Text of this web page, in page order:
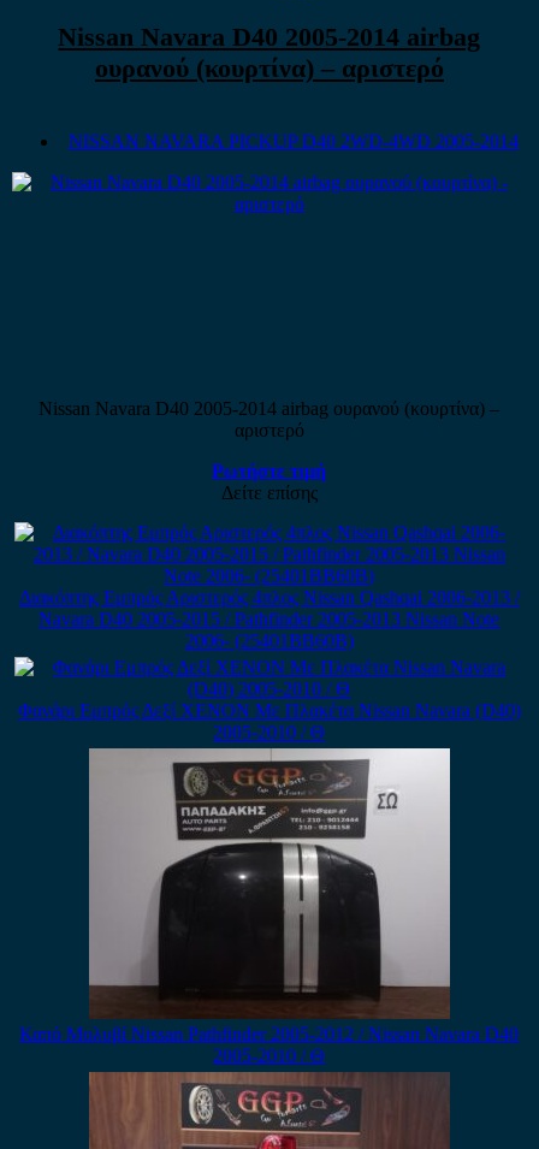
Nissan Navara D40 2005-2014 airbag
ουρανού (κουρτίνα) – αριστερό
NISSAN NAVARA PICKUP D40 2WD-4WD 2005-2014
Nissan Navara D40 2005-2014 airbag ουρανού (κουρτίνα) –
αριστερό
Ρωτήστε τιμή
Δείτε επίσης
Διακόπτης Εμπρός Αριστερός 4πλος Nissan Qashqai 2006-2013 /
Navara D40 2005-2015 / Pathfinder 2005-2013 Nissan Note
2006- (25401BB60B)
Φανάρι Εμπρός Δεξί XENON Με Πλακέτα Nissan Navara (D40)
2005-2010 / Θ
Καπό Μολυβί Nissan Pathfinder 2005-2012 / Nissan Navara D40
2005-2010 / Θ